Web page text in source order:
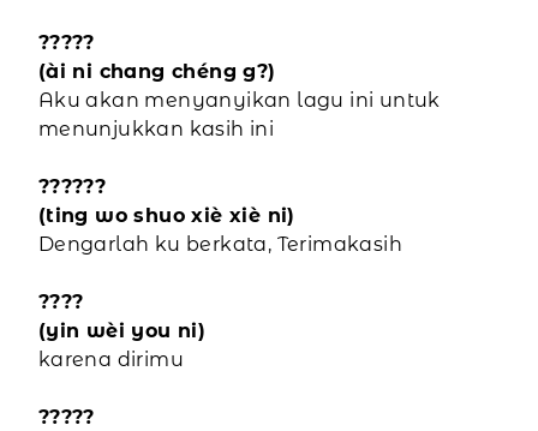
?????
(ài ni chang chéng g?)
Aku akan menyanyikan lagu ini untuk
menunjukkan kasih ini
??????
(ting wo shuo xiè xiè ni)
Dengarlah ku berkata, Terimakasih
????
(yin wèi you ni)
karena dirimu
?????